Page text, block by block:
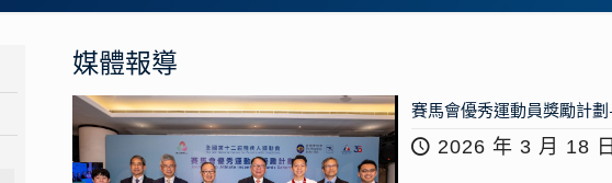
媒體報導
賽馬會優秀運動員獎勵計
2026 年 3 月 18 日